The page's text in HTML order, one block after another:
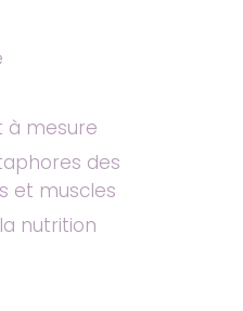
à mesure
des
et muscles
nutrition